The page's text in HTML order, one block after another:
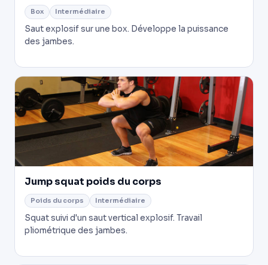
Box Intermédiaire
Saut explosif sur une box. Développe la puissance
des jambes.
Jump squat poids du corps
Poids du corps Intermédiaire
Squat suivi d'un saut vertical explosif. Travail
pliométrique des jambes.